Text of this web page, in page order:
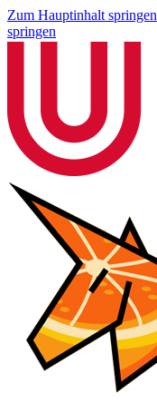
Zum Hauptinhalt springen
springen